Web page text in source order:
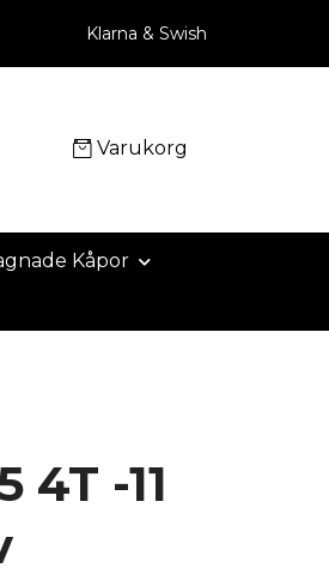
Klarna & Swish
Varukorg
Kåpor
4T -11